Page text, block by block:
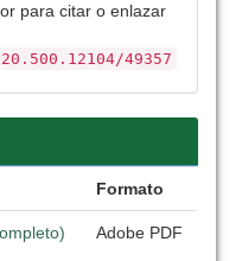
para citar o enlazar
49357
Formato
Adobe PDF